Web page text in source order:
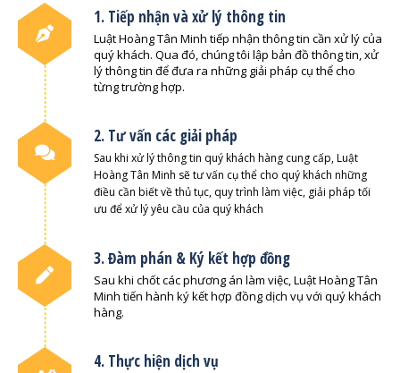
1. Tiếp nhận và xử lý thông tin
Luật Hoàng Tân Minh tiếp nhận thông tin cần xử lý của
quý khách. Qua đó, chúng tôi lập bản đồ thông tin, xử
lý thông tin để đưa ra những giải pháp cụ thể cho
từng trường hợp.
2. Tư vấn các giải pháp
Sau khi xử lý thông tin quý khách hàng cung cấp, Luật
Hoàng Tân Minh sẽ tư vấn cụ thể cho quý khách những
điều cần biết về thủ tục, quy trình làm việc, giải pháp tối
ưu để xử lý yêu cầu của quý khách
3. Đàm phán & Ký kết hợp đồng
Sau khi chốt các phương án làm việc, Luật Hoàng Tân
Minh tiến hành ký kết hợp đồng dịch vụ với quý khách
hàng.
4. Thực hiện dịch vụ